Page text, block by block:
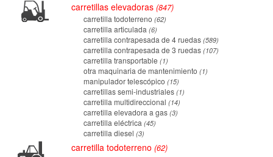
carretillas elevadoras 847
carretilla todoterreno 62
carretilla articulada 6
carretilla contrapesada de 4 ruedas 589
carretilla contrapesada de 3 ruedas 107
carretilla transportable 1
otra maquinaria de mantenimiento 1
manipulador telescópico 15
carretillas semi-industriales 1
carretilla multidireccional 14
carretilla elevadora a gas 3
carretilla eléctrica 45
carretilla diesel 3
carretilla todoterreno 62